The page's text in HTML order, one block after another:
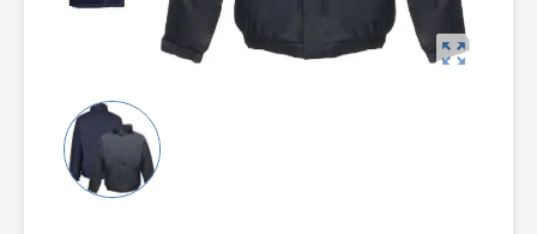
zoom_out_map